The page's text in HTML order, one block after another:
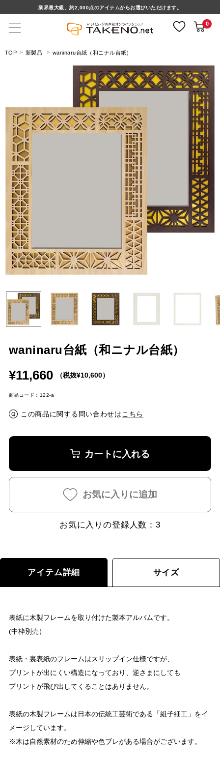
業界最大級、約2,000点のアイテムからお選びいただけます。
0
TOP 新製品 waninaru台紙（和ニナル台紙）
waninaru台紙（和ニナル台紙）
¥11,660 （税抜¥10,600）
商品コード：122-a
この商品に関する問い合わせは こちら
カートに入れる
お気に入りに追加
お気に入りの登録人数：3
アイテム詳細 サイズ
表紙に木製フレームを取り付けた製本アルバムです。
(中枠別売）
表紙・裏表紙のフレームはスリップイン仕様ですが、
プリントが出にくい構造になっており、逆さまにしても
プリントが飛び出してくることはありません。
表紙の木製フレームは日本の伝統工芸術である「組子細工」をイ
メージしています。
※木は自然素材のため伸縮や色ブレがある場合がございます。